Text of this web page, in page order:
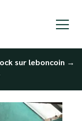
sur leboncoin →